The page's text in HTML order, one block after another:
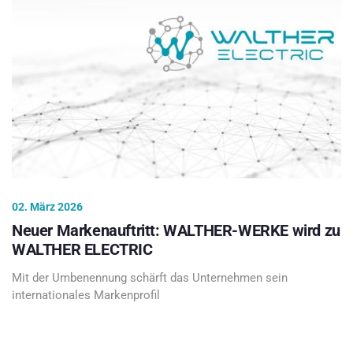
02. März 2026
Neuer Markenauftritt: WALTHER-WERKE wird zu
WALTHER ELECTRIC
Mit der Umbenennung schärft das Unternehmen sein
internationales Markenprofil